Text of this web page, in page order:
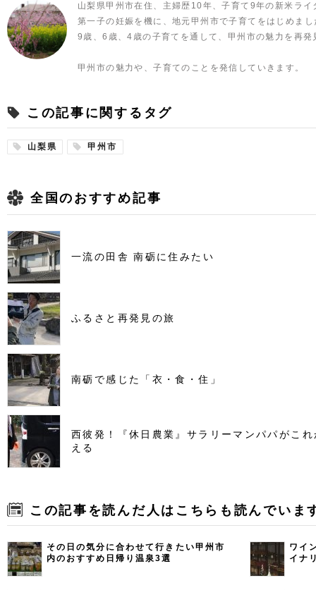
山梨県甲州市在住、主婦歴10年、子育て9年の新米ライ
第一子の妊娠を機に、地元甲州市で子育てをはじめまし
9歳、6歳、4歳の子育てを通して、甲州市の魅力を再発
甲州市の魅力や、子育てのことを発信していきます。
この記事に関するタグ
山梨県 甲州市
全国のおすすめ記事
一流の田舎 南砺に住みたい
ふるさと再発見の旅
南砺で感じた「衣・食・住」
西彼発！『休日農業』サラリーマンパパがこ
える
この記事を読んだ人はこちらも読んでいま
その日の気分に合わせて行きたい甲州市
内のおすすめ日帰り温泉3選
ワイ
イナ